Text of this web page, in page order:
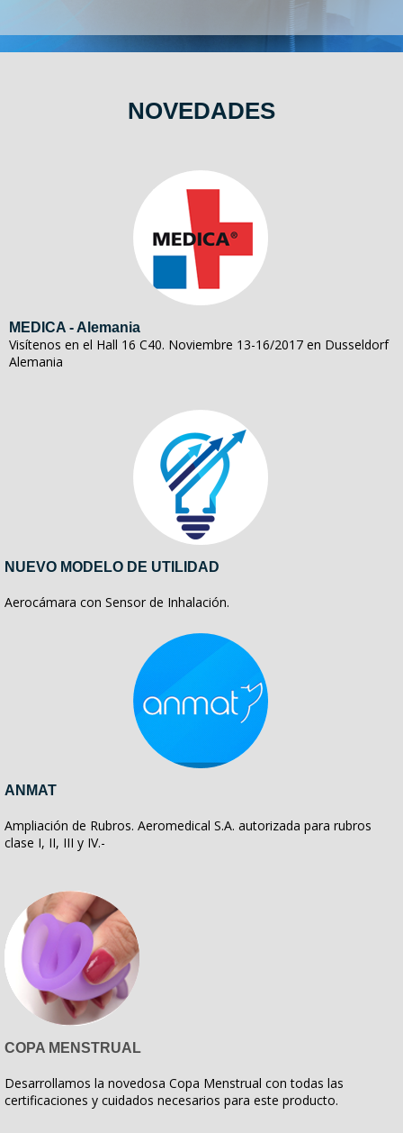
NOVEDADES
MEDICA - Alemania
Visítenos en el Hall 16 C40. Noviembre 13-16/2017 en Dusseldorf
Alemania
NUEVO MODELO DE UTILIDAD
Aerocámara con Sensor de Inhalación.
ANMAT
Ampliación de Rubros. Aeromedical S.A. autorizada para rubros
clase I, II, III y IV.-
COPA MENSTRUAL
Desarrollamos la novedosa Copa Menstrual con todas las
certificaciones y cuidados necesarios para este producto.